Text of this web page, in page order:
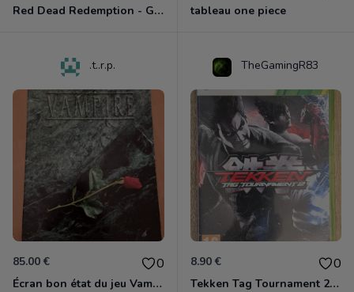
Red Dead Redemption - Game Of The Year Xbox 360 tableau one piece
.t..r.p.
85.00 € 0
Écran bon état du jeu Vampire et livre de règles « la mascarade » état d’usage
TheGamingR83
8.90 € 0
Tekken Tag Tournament 2 Xbox 360